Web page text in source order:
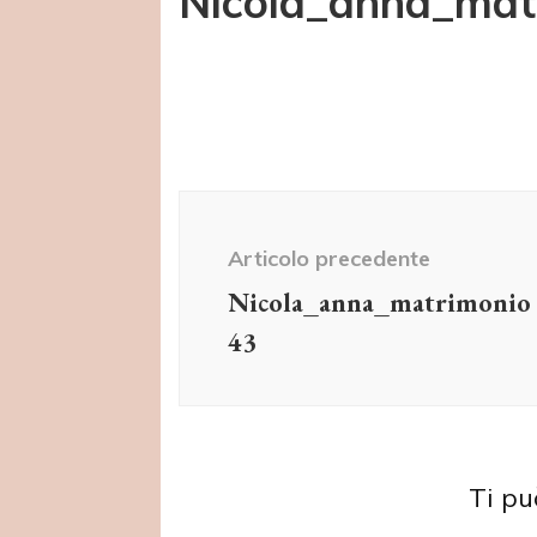
articolo
Articolo precedente
Nicola_anna_matrimonio
43
TiAre
get